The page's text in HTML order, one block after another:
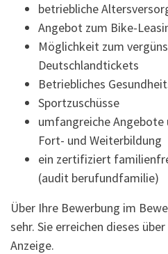
betriebliche
Angebot zum Bike-
Möglichkeit zum
Deutschlandtickets
Betriebliches
Sportzuschüsse
umfangreiche
Fort- und Weiterbildung
ein zertifiziert
(audit berufundfamilie)
Über Ihre Bewerbung im
sehr. Sie erreichen dieses
Anzeige.